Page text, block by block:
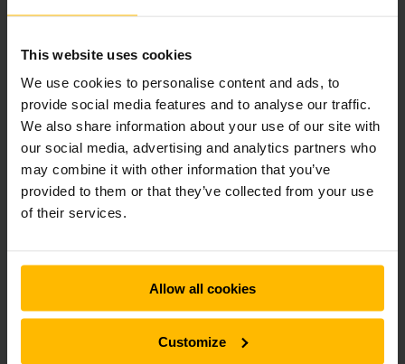
This website uses cookies
We use cookies to personalise content and ads, to
provide social media features and to analyse our traffic.
We also share information about your use of our site with
our social media, advertising and analytics partners who
may combine it with other information that you’ve
provided to them or that they’ve collected from your use
of their services.
Allow all cookies
Customize
VORES ENERGI ER ELEKTRISK